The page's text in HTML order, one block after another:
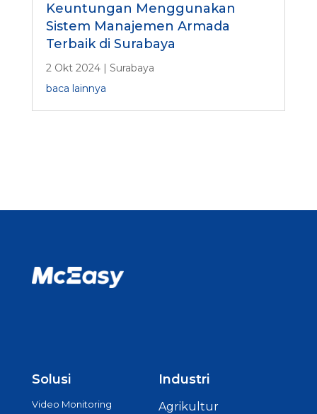
Keuntungan Menggunakan
Sistem Manajemen Armada
Terbaik di Surabaya
2 Okt 2024| Surabaya
baca lainnya
Solusi
Video Monitoring
Industri
Agrikultur